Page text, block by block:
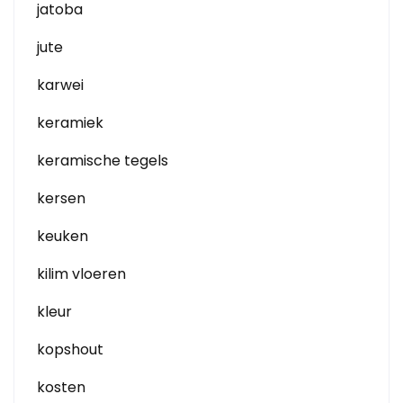
jatoba
jute
karwei
keramiek
keramische tegels
kersen
keuken
kilim vloeren
kleur
kopshout
kosten